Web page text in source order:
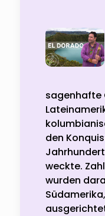
sagenhafte
den
weckte.
wurden